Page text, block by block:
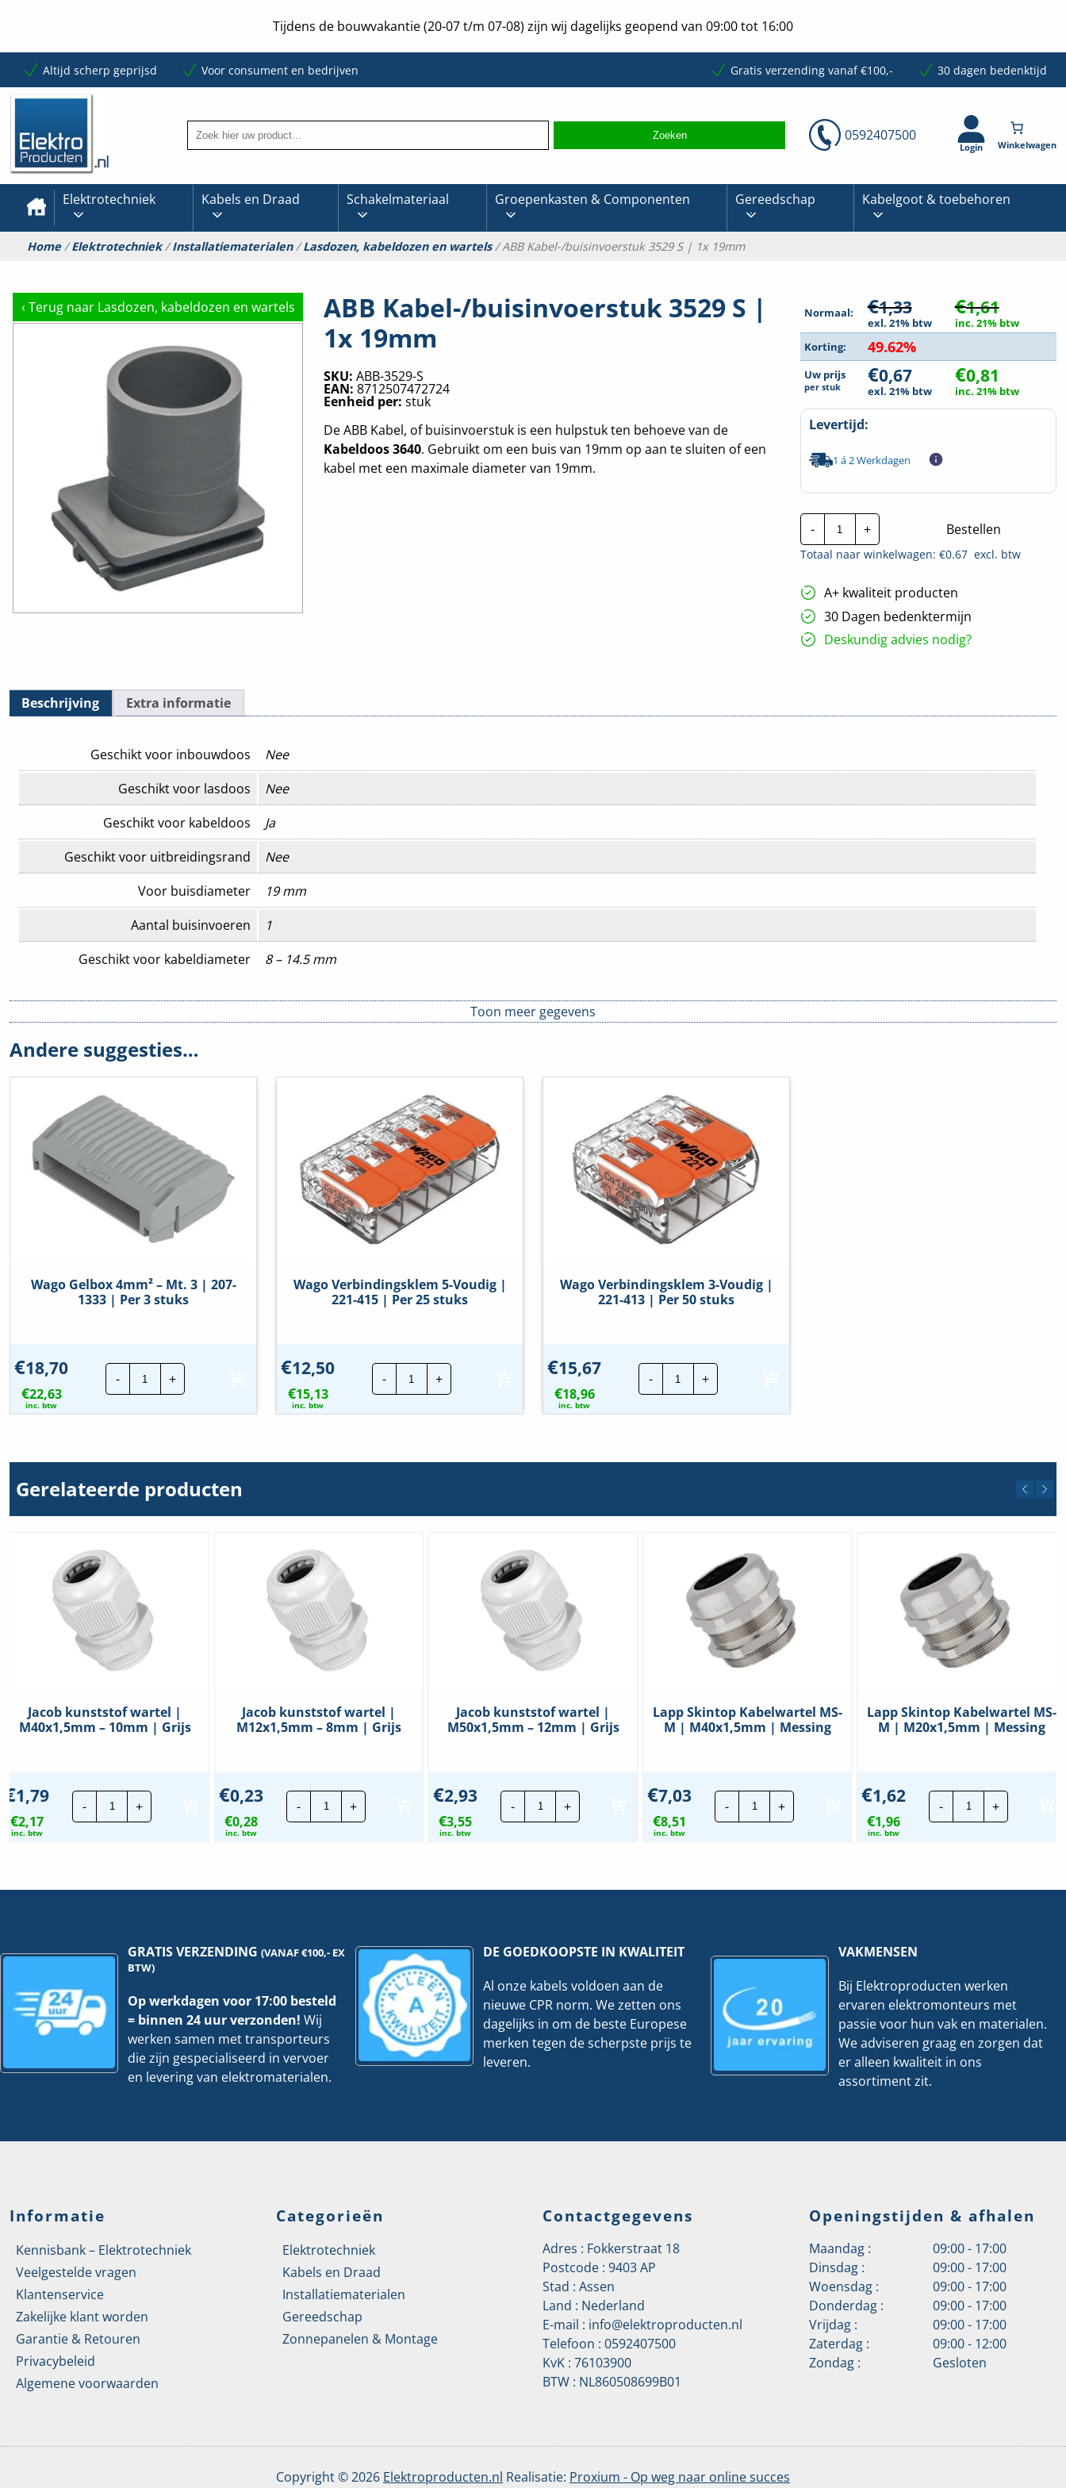
Tijdens de bouwvakantie (20-07 t/m 07-08) zijn wij dagelijks geopend van 09:00 tot 16:00
Altijd scherp geprijsd Voor consument en bedrijven Gratis verzending vanaf €100,- 30 dagen bedenktijd
0592407500
Login
Elektrotechniek Kabels en Draad Schakelmateriaal Groepenkasten & Componenten Gereedschap Kabelgoot & toebehoren
Home/Elektrotechniek/Installatiematerialen/Lasdozen, kabeldozen en wartels/ ABB Kabel-/buisinvoerstuk 3529 S | 1x 19mm
‹ Terug naar Lasdozen, kabeldozen en wartels
ABB Kabel-/buisinvoerstuk 3529 S |
1x 19mm
SKU: ABB-3529-S
EAN: 8712507472724
Eenheid per: stuk
De ABB Kabel, of buisinvoerstuk is een hulpstuk ten behoeve van de
Kabeldoos 3640. Gebruikt om een buis van 19mm op aan te sluiten of een
kabel met een maximale diameter van 19mm.
Normaal: €1,33
exl. 21% btw
€1,61
inc. 21% btw
Korting:
49.62%
Uw prijs
per stuk €0,67
exl. 21% btw
€0,81
inc. 21% btw
Levertijd:
1 á 2 Werkdagen
-
ABB
Kabel-/buisinvoerstuk
3529
S
1x
19mm
hoeveelheid
+ Bestellen
Totaal naar winkelwagen: €0.67excl. btw
A+ kwaliteit producten
30 Dagen bedenktermijn
Deskundig advies nodig?
Beschrijving Extra informatie
Geschikt voor inbouwdoos
Nee
Geschikt voor lasdoos
Nee
Geschikt voor kabeldoos
Ja
Geschikt voor uitbreidingsrand
Nee
Voor buisdiameter
19 mm
Aantal buisinvoeren
1
Geschikt voor kabeldiameter
8 – 14.5 mm
Toon meer gegevens
Andere suggesties…
Wago Gelbox 4mm² – Mt. 3 | 207-
1333 | Per 3 stuks
€18,70
€22,63
inc. btw
-
Wago
Gelbox
4mm²
Mt.
|
Per
stuks
+
Wago Verbindingsklem 5-Voudig |
221-415 | Per 25 stuks
€12,50
€15,13
inc. btw
-
Wago
Verbindingsklem
5-
|
+
Wago Verbindingsklem 3-Voudig |
221-413 | Per 50 stuks
€15,67
€18,96
inc. btw
-
Wago
Verbindingsklem
3-
|
+
Gerelateerde producten
Jacob kunststof wartel |
M40x1,5mm – 10mm | Grijs
€1,79
€2,17
inc. btw
-
Jacob
kunststof
wartel
+
Jacob kunststof wartel |
M12x1,5mm – 8mm | Grijs
€0,23
€0,28
inc. btw
-
Jacob
kunststof
wartel
+
Jacob kunststof wartel |
M50x1,5mm – 12mm | Grijs
€2,93
€3,55
inc. btw
-
Jacob
kunststof
wartel
+
Lapp Skintop Kabelwartel MS-
M | M40x1,5mm | Messing
€7,03
€8,51
inc. btw
-
Lapp
Skintop
Kabelwartel
+
Lapp Skintop Kabelwartel MS-
M | M20x1,5mm | Messing
€1,62
€1,96
inc. btw
-
Lapp
Skintop
Kabelwartel
+
GRATIS VERZENDING(VANAF €100,- EX
BTW)
Op werkdagen voor 17:00 besteld
= binnen 24 uur verzonden! Wij
werken samen met transporteurs
die zijn gespecialiseerd in vervoer
en levering van elektromaterialen.
DE GOEDKOOPSTE IN KWALITEIT
Al onze kabels voldoen aan de
nieuwe CPR norm. We zetten ons
dagelijks in om de beste Europese
merken tegen de scherpste prijs te
leveren.
VAKMENSEN
Bij Elektroproducten werken
ervaren elektromonteurs met
passie voor hun vak en materialen.
We adviseren graag en zorgen dat
er alleen kwaliteit in ons
assortiment zit.
Informatie
Kennisbank – Elektrotechniek
Veelgestelde vragen
Klantenservice
Zakelijke klant worden
Garantie & Retouren
Privacybeleid
Algemene voorwaarden
Categorieën
Elektrotechniek
Kabels en Draad
Installatiematerialen
Gereedschap
Zonnepanelen & Montage
Contactgegevens
Adres : Fokkerstraat 18
Postcode : 9403 AP
Stad : Assen
Land : Nederland
E-mail : info@elektroproducten.nl
Telefoon : 0592407500
KvK : 76103900
BTW : NL860508699B01
Openingstijden & afhalen
Maandag :
09:00 - 17:00
Dinsdag :
09:00 - 17:00
Woensdag :
09:00 - 17:00
Donderdag :
09:00 - 17:00
Vrijdag :
09:00 - 17:00
Zaterdag :
09:00 - 12:00
Zondag :
Gesloten
Copyright © 2026 Elektroproducten.nl Realisatie: Proxium - Op weg naar online succes